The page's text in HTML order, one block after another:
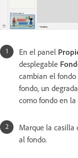
En el panel
desplegable
cambian el
fondo, un
como fondo en la
Marque la casilla
al fondo.